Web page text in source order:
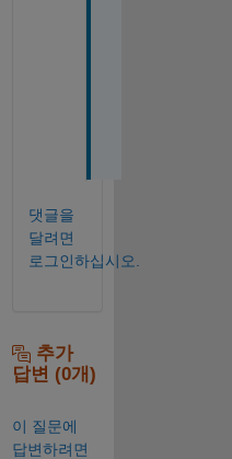
댓글을
달려면
로그인하십시오.
추가
답변 (0개)
이 질문에
답변하려면